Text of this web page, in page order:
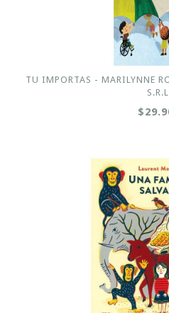
TU IMPORTAS - MARILYNNE